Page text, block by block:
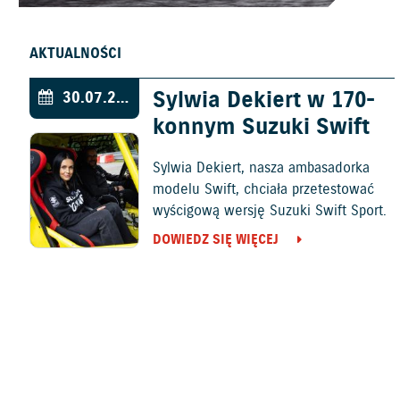
AKTUALNOŚCI
30.07.2026
Sylwia Dekiert w 170-
konnym Suzuki Swift
Sylwia Dekiert, nasza ambasadorka
modelu Swift, chciała przetestować
wyścigową wersję Suzuki Swift Sport.
DOWIEDZ SIĘ WIĘCEJ